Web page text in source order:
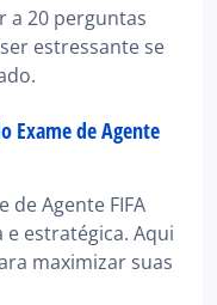
a 20 perguntas
estressante se
Exame de Agente
de Agente FIFA
estratégica. Aqui
maximizar suas